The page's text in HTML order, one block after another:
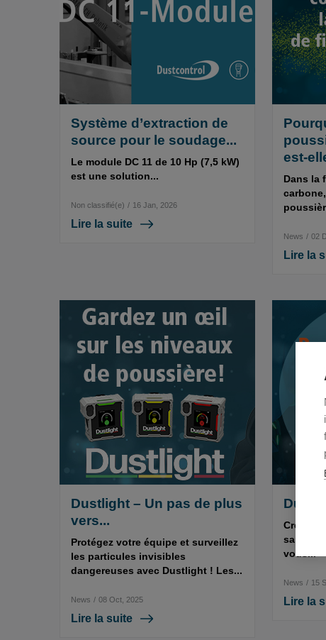
Système d’extraction de
source pour le soudage...
Le module DC 11 de 10 Hp (7,5 kW)
est une solution...
Non classifié(e) / 16 Jan, 2026
Lire la suite
est-
Dans la
News / 02
Lire la
Dustlight – Un pas de plus
vers...
Protégez votre équipe et surveillez
les particules invisibles
dangereuses avec Dustlight ! Les...
News / 08 Oct, 2025
Lire la suite
Dust
Créer
sans
vous...
News / 15
Lire la